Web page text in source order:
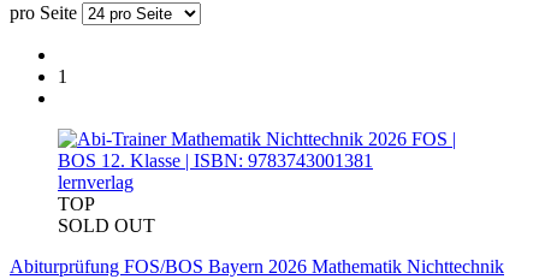
pro Seite
1
lernverlag
TOP
SOLD OUT
Abiturprüfung FOS/BOS Bayern 2026 Mathematik Nichttechnik